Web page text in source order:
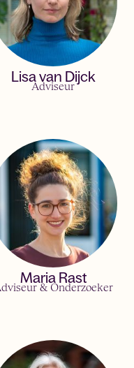
Lisa van Dijck
Adviseur
Maria Rast
Adviseur & Onderzoeker